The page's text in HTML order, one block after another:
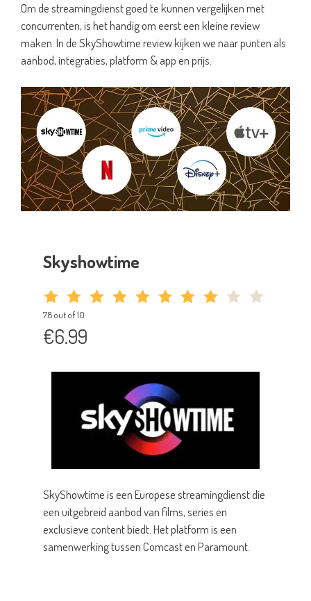
Om de streamingdienst goed te kunnen vergelijken met
concurrenten, is het handig om eerst een kleine review
maken. In de SkyShowtime review kijken we naar punten als
aanbod, integraties, platform & app en prijs.
Skyshowtime
7.8 out of 10
€6.99
SkyShowtime is een Europese streamingdienst die
een uitgebreid aanbod van films, series en
exclusieve content biedt. Het platform is een
samenwerking tussen Comcast en Paramount.